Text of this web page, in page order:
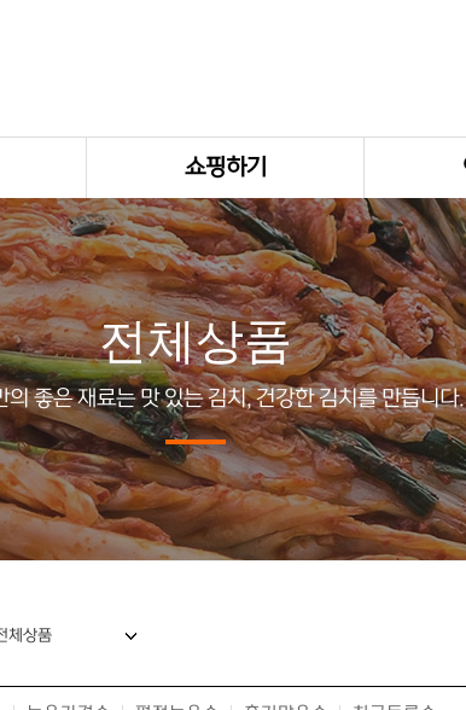
쇼핑하기
전체상품
의 좋은 재료는 맛 있는 김치, 건강한 김치를 만듭니다.
체상품